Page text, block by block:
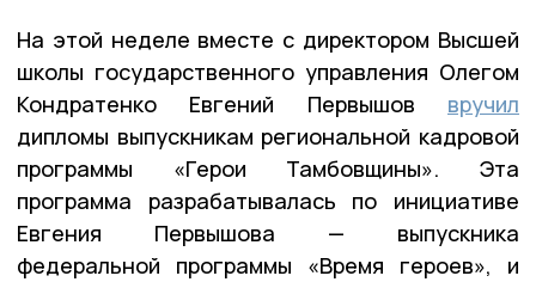
На этой неделе вместе с директором Высшей
школы государственного управления Олегом
Кондратенко Евгений Первышов вручил
дипломы выпускникам региональной кадровой
программы «Герои Тамбовщины». Эта
программа разрабатывалась по инициативе
Евгения Первышова — выпускника
федеральной программы «Время героев», и